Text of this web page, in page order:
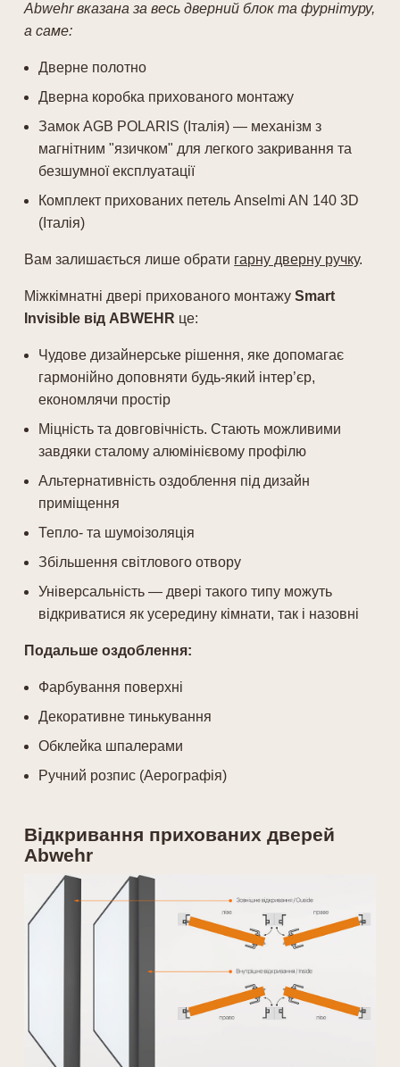
Abwehrвказана за весь дверний блок та фурнітуру,
а саме:
Дверне полотно
Дверна коробка прихованого монтажу
Замок AGB POLARIS (Італія) — механізм з
магнітним "язичком" для легкого закривання та
безшумної експлуатації
Комплект прихованих петель Anselmi AN 140 3D
(Італія)
Вам залишається лише обрати гарну дверну ручку.
Міжкімнатні двері прихованого монтажуSmart
Invisible від ABWEHR це:
Чудове дизайнерське рішення, яке допомагає
гармонійно доповняти будь-який інтер’єр,
економлячи простір
Міцність та довговічність. Стають можливими
завдяки сталому алюмінієвому профілю
Альтернативність оздоблення під дизайн
приміщення
Тепло- та шумоізоляція
Збільшення світлового отвору
Універсальність — двері такого типу можуть
відкриватися як усередину кімнати, так і назовні
Подальше оздоблення:
Фарбування поверхні
Декоративне тинькування
Обклейка шпалерами
Ручний розпис (Аерографія)
Відкривання прихованих дверей
Abwehr